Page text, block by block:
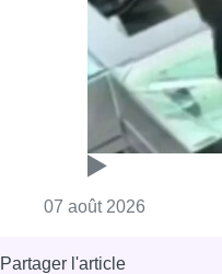
18 novembre 2025 - 13h34
Bien-être animal
McDonalds
Anderlecht
News
Offres d’emploi